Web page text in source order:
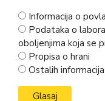
Informacija o
Podataka o
oboljenjima koja se
Propisa o hrani
Ostalih informacija